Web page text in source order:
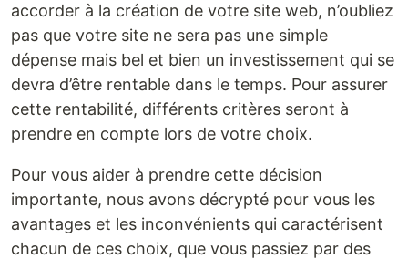
accorder à la création de votre site web, n’oubliez
pas que votre site ne sera pas une simple
dépense mais bel et bien un investissement qui se
devra d’être rentable dans le temps. Pour assurer
cette rentabilité, différents critères seront à
prendre en compte lors de votre choix.
Pour vous aider à prendre cette décision
importante, nous avons décrypté pour vous les
avantages et les inconvénients qui caractérisent
chacun de ces choix, que vous passiez par des